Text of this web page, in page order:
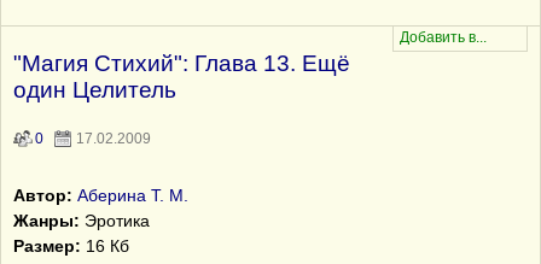
"Магия Стихий": Глава 13. Ещё
один Целитель
0 17.02.2009
Автор: Аберина Т. М.
Жанры: Эротика
Размер: 16 Кб